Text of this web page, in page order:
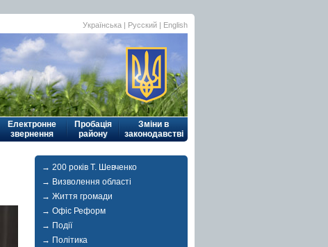
Українська | Русский | English
Електронне
звернення
Пробація
району
Зміни в
законодавстві
→ 200 років Т. Шевченко
→ Визволення області
→ Життя громади
→ Офіс Реформ
→ Події
→ Політика